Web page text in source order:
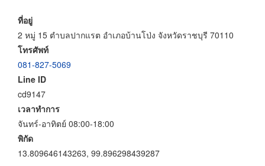
ที่อยู่
2 หมู่ 15 ตำบลปากแรต อำเภอบ้านโป่ง จังหวัดราชบุรี 70110
โทรศัพท์
081-827-5069
Line ID
cd9147
เวลาทำการ
จันทร์-อาทิตย์ 08:00-18:00
พิกัด
13.809646143263, 99.896298439287